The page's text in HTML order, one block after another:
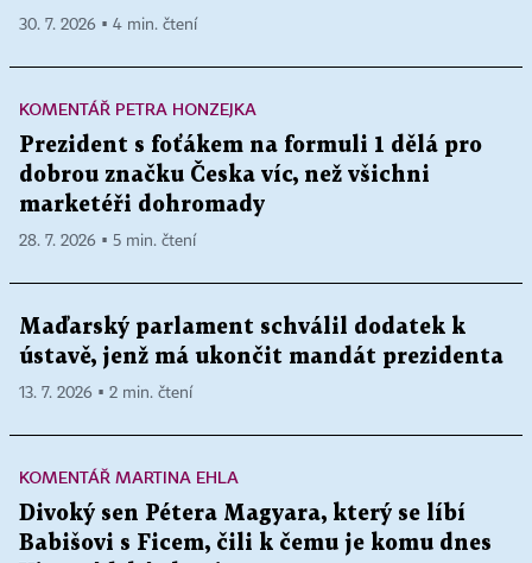
30. 7. 2026 ▪ 4 min. čtení
KOMENTÁŘ PETRA HONZEJKA
Prezident s foťákem na formuli 1 dělá pro
dobrou značku Česka víc, než všichni
marketéři dohromady
28. 7. 2026 ▪ 5 min. čtení
Maďarský parlament schválil dodatek k
ústavě, jenž má ukončit mandát prezidenta
13. 7. 2026 ▪ 2 min. čtení
KOMENTÁŘ MARTINA EHLA
Divoký sen Pétera Magyara, který se líbí
Babišovi s Ficem, čili k čemu je komu dnes